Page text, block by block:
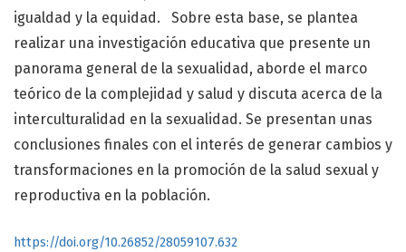
igualdad y la equidad. Sobre esta base, se plantea
realizar una investigación educativa que presente un
panorama general de la sexualidad, aborde el marco
teórico de la complejidad y salud y discuta acerca de la
interculturalidad en la sexualidad. Se presentan unas
conclusiones finales con el interés de generar cambios y
transformaciones en la promoción de la salud sexual y
reproductiva en la población.
https://doi.org/10.26852/28059107.632